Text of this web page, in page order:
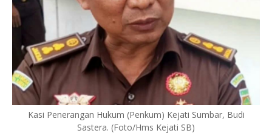
Kasi Penerangan Hukum (Penkum) Kejati Sumbar, Budi
Sastera. (Foto/Hms Kejati SB)